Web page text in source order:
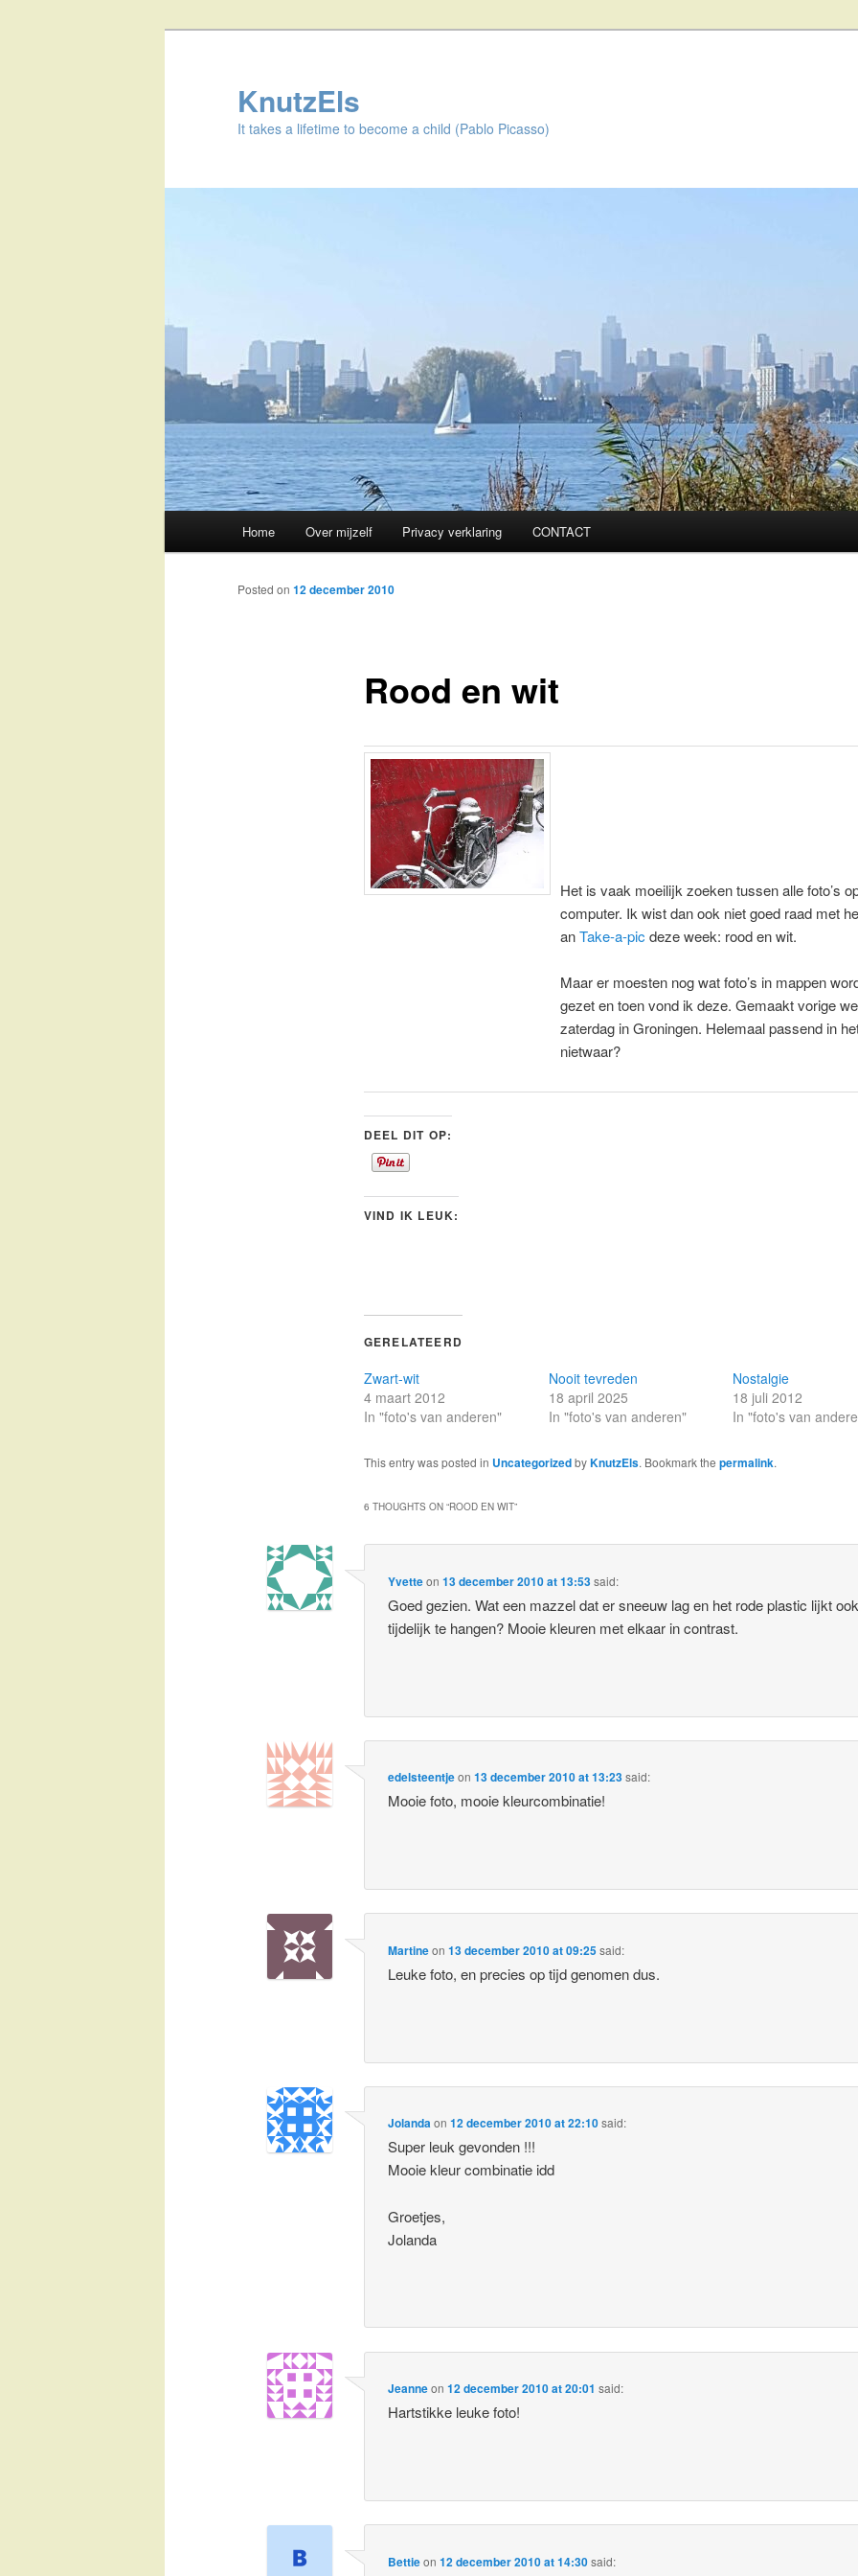
KnutzEls
It takes a lifetime to become a child (Pablo Picasso)
Skip
to
Home Over mijzelf Privacy verklaring CONTACT
Rood en wit
Posted on 12 december 2010
Het is vaak moeilijk zoeken tussen alle foto’s
computer. Ik wist dan ook niet goed raad met
anTake-a-pic deze week: rood en wit.
Maar er moesten nog wat foto’s in mappen
gezet en toen vond ik deze. Gemaakt vorige
zaterdag in Groningen. Helemaal passend in
nietwaar?
DEEL DIT OP:
VIND IK LEUK:
GERELATEERD
Zwart-wit
4 maart 2012
In "foto's van anderen"
Nooit tevreden
18 april 2025
In "foto's van anderen"
Nostalgie
18 juli 2012
In "foto's van
This entry was posted in UncategorizedbyKnutzEls. Bookmark the permalink.
6 THOUGHTS ON “ROOD EN WIT”
Yvetteon13 december 2010 at 13:53said:
Goed gezien. Wat een mazzel dat er sneeuw lag en het rode plastic lijkt ook
tijdelijk te hangen? Mooie kleuren met elkaar in contrast.
edelsteentjeon13 december 2010 at 13:23said:
Mooie foto, mooie kleurcombinatie!
Martineon13 december 2010 at 09:25said:
Leuke foto, en precies op tijd genomen dus.
Jolandaon12 december 2010 at 22:10said:
Super leuk gevonden !!!
Mooie kleur combinatie idd
Groetjes,
Jolanda
Jeanneon12 december 2010 at 20:01 said:
Hartstikke leuke foto!
Bettieon12 december 2010 at 14:30said: